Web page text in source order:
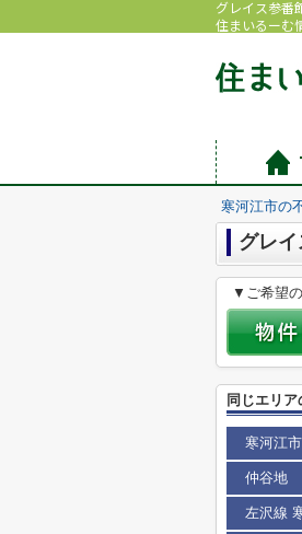
グレイス参番
住まいるーむ
寒河江市の
グレ
▼ご希望
同じエリア
寒河江市
仲谷地
左沢線